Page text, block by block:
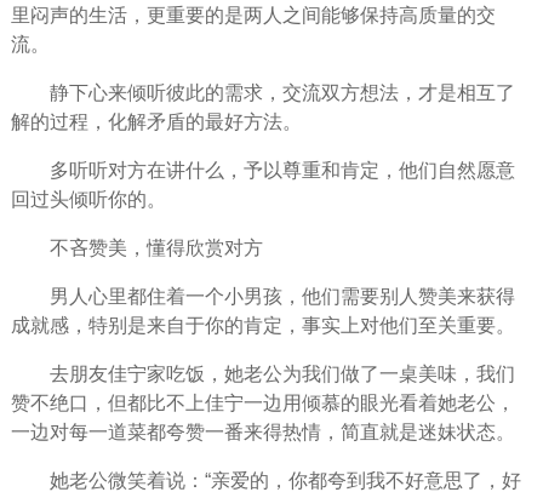
里闷声的生活，更重要的是两人之间能够保持高质量的交
流。
静下心来倾听彼此的需求，交流双方想法，才是相互了
解的过程，化解矛盾的最好方法。
多听听对方在讲什么，予以尊重和肯定，他们自然愿意
回过头倾听你的。
不吝赞美，懂得欣赏对方
男人 心里都住着一个小男孩，他们需要别人赞美来获得
成就感，特别是来自于你的肯定，事实上对他们至关重要。
去朋友佳宁家吃饭，她老公为我们做了一桌美味，我们
赞不绝口，但都比不上佳宁一边用倾慕的眼光看着她老公，
一边对每一道菜都夸赞一番来得热情，简直就是迷妹状态。
她老公微笑着说：“亲爱的，你都夸到我不好意思了，好